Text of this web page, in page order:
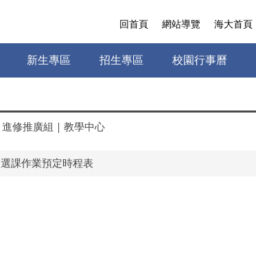
新生專區 招生專區 校園行事曆
回首頁 網站導覽 海大首頁
進修推廣組 ｜ 教學中心
選課作業預定時程表